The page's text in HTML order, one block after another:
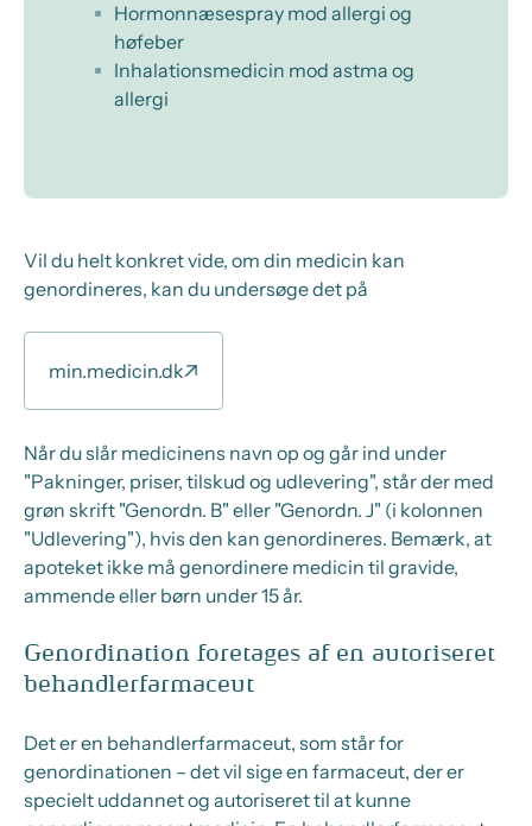
Hormonnæsespray mod allergi og
høfeber
Inhalationsmedicin mod astma og
allergi
Vil du helt konkret vide, om din medicin kan
genordineres, kan du undersøge det på
min.medicin.dk
Når du slår medicinens navn op og går ind under
"Pakninger, priser, tilskud og udlevering", står der med
grøn skrift "Genordn. B" eller "Genordn. J" (i kolonnen
"Udlevering"), hvis den kan genordineres. Bemærk, at
apoteket ikke må genordinere medicin til gravide,
ammende eller børn under 15 år.
Genordination foretages af en autoriseret
behandlerfarmaceut
Det er en behandlerfarmaceut, som står for
genordinationen – det vil sige en farmaceut, der er
specielt uddannet og autoriseret til at kunne